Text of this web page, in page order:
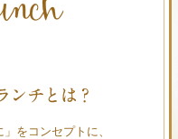
をコンセプトに、